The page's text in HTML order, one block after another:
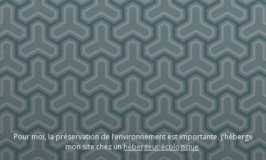
Pour moi, la préservation de l’environnement est importante. J'héberge
mon site chez unhébergeur écologique.